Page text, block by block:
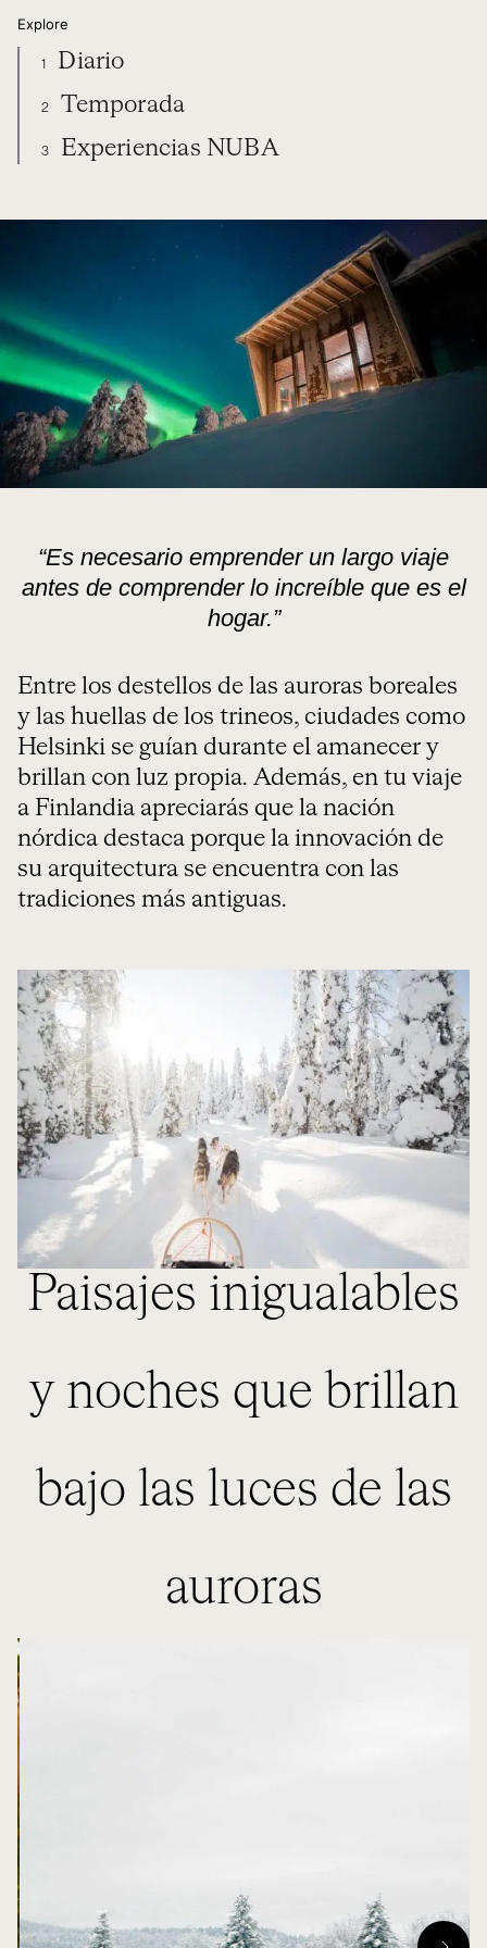
Explore
1 Diario
2 Temporada
3 Experiencias NUBA
ORGANIZA TU VIAJE
“Es necesario emprender un largo viaje
antes de comprender lo increíble que es el
hogar.”
Entre los destellos de las auroras boreales
y las huellas de los trineos, ciudades como
Helsinki se guían durante el amanecer y
brillan con luz propia. Además, en tu viaje
a Finlandia apreciarás que la nación
nórdica destaca porque la innovación de
su arquitectura se encuentra con las
tradiciones más antiguas.
Paisajes inigualables
y noches que brillan
bajo las luces de las
auroras